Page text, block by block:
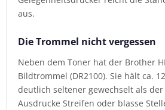
aus.
Die Trommel nicht vergessen
Neben dem Toner hat der Brother
Bildtrommel (DR2100). Sie hält ca.
deutlich seltener gewechselt als der
Ausdrucke Streifen oder blasse